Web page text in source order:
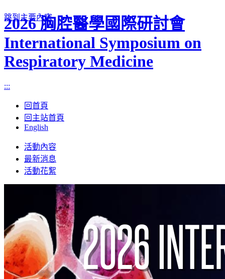
跳到主要內容
2026 胸腔醫學國際研討會
International Symposium on
Respiratory Medicine
:::
回首頁
回主站首頁
English
Toggle
navigation
活動內容
最新消息
活動花絮